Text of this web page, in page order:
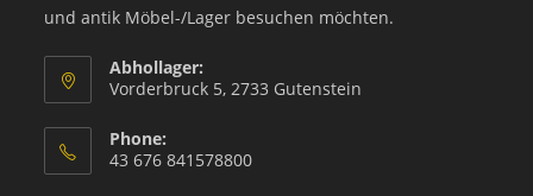
und antik Möbel-/Lager besuchen möchten.
Abhollager:
Vorderbruck 5, 2733 Gutenstein
Phone:
43 676 841578800